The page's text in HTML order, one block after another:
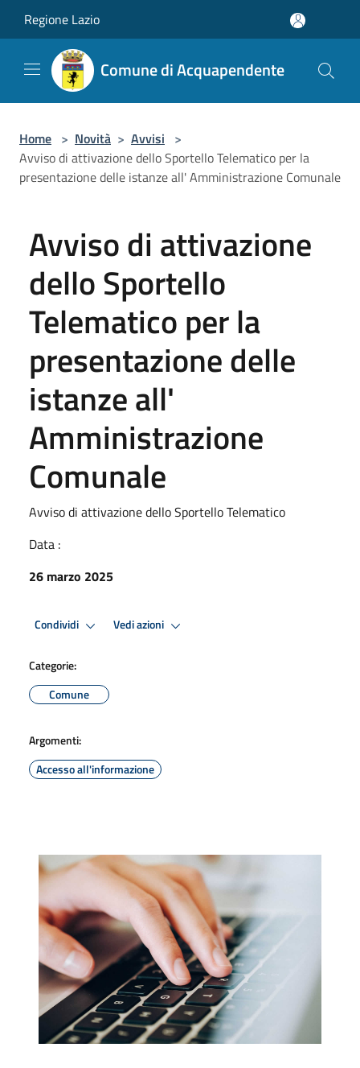
Regione Lazio
Comune di Acquapendente
Home > Novità > Avvisi >
Avviso di attivazione dello Sportello Telematico per la
presentazione delle istanze all' Amministrazione Comunale
Avviso di attivazione
dello Sportello
Telematico per la
presentazione delle
istanze all'
Amministrazione
Comunale
Avviso di attivazione dello Sportello Telematico
Data :
26 marzo 2025
Condividi Vedi azioni
Categorie:
Comune
Argomenti:
Accesso all'informazione